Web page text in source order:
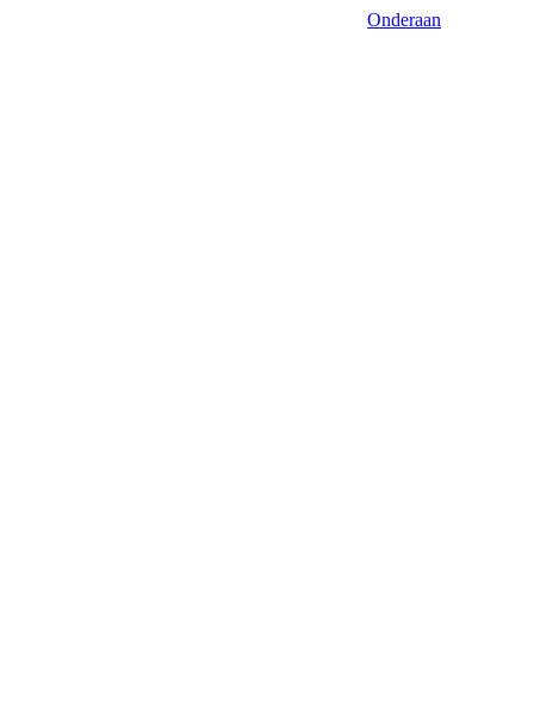
Onderaan